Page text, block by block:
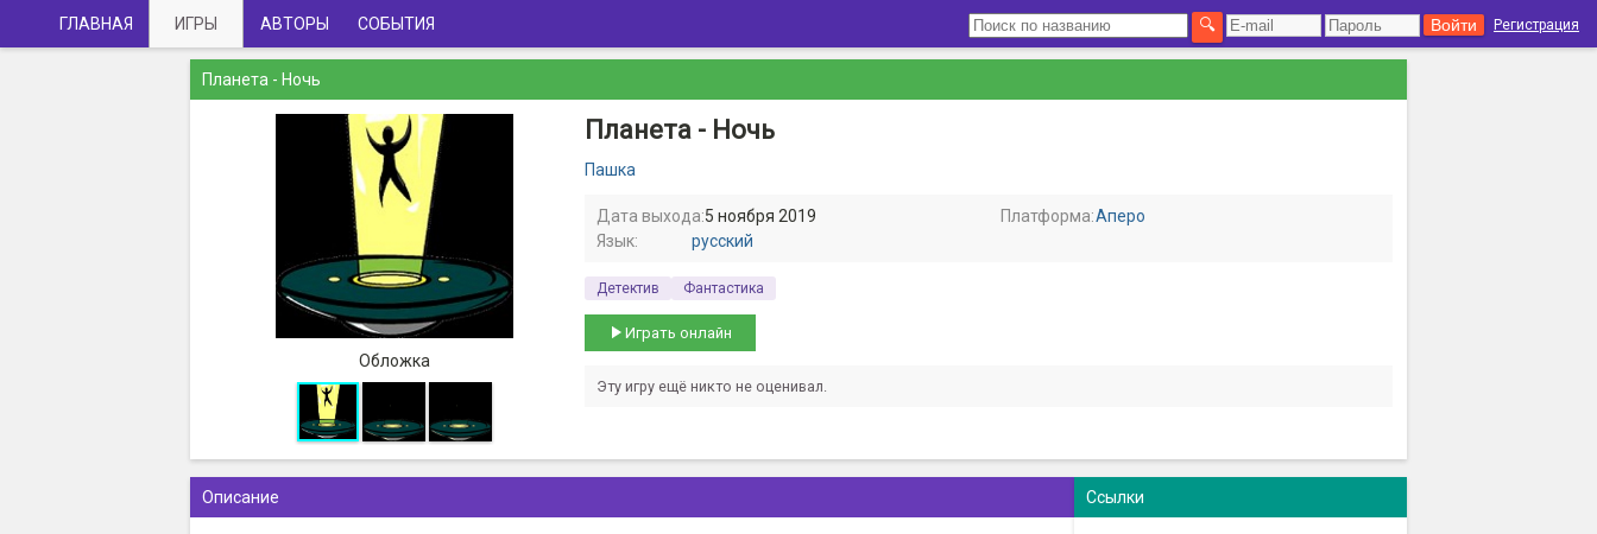
Регистрация
ГЛАВНАЯ ИГРЫ АВТОРЫ СОБЫТИЯ
Планета - Ночь
Обложка
Планета - Ночь
Пашка
Дата выхода:5 ноября 2019 Платформа:Аперо
Язык:
русский
Детектив Фантастика
Играть онлайн
Эту игру ещё никто не оценивал.
Описание Ссылки